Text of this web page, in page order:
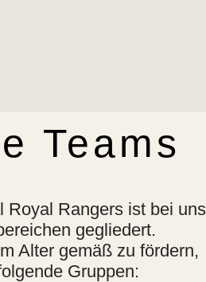
Teams
Royal Rangers ist bei uns
gegliedert.
Alter gemäß zu fördern,
Gruppen: